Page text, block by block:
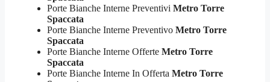
Porte Bianche Interne Preventivi Metro Torre
Spaccata
Porte Bianche Interne Preventivo Metro Torre
Spaccata
Porte Bianche Interne Offerte Metro Torre
Spaccata
Porte Bianche Interne In Offerta Metro Torre